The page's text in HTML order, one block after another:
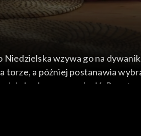
wzywa go na
a później postanawia
nie chce mu zapłacić. Poza